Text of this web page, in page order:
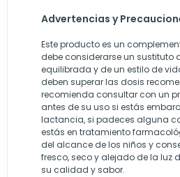
Advertencias y
Este producto es un
debe considerarse un sustituto
equilibrada y de un estilo de
deben superar las dosis
recomienda consultar con un
antes de su uso si estás
lactancia, si padeces alguna
estás en tratamiento
del alcance de los niños y
fresco, seco y alejado de la luz
su calidad y sabor.